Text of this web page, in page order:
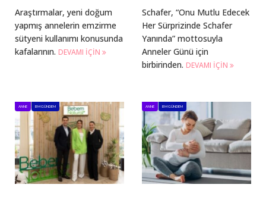
Araştırmalar, yeni doğum
yapmış annelerin emzirme
sütyeni kullanımı konusunda
kafalarının. DEVAMI IÇIN
Schafer, “Onu Mutlu Edecek
Her Sürprizinde Schafer
Yanında” mottosuyla
Anneler Günü için
birbirinden. DEVAMI IÇIN
ANNE BM GÜNDEM ANNE BM GÜNDEM